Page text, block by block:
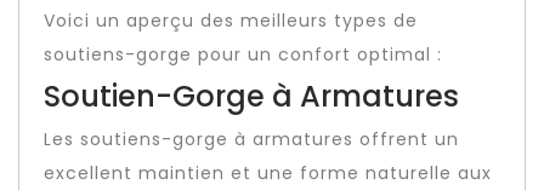
Voici un aperçu des meilleurs types de
soutiens-gorge pour un confort optimal :
Soutien-Gorge à Armatures
Les soutiens-gorge à armatures offrent un
excellent maintien et une forme naturelle aux